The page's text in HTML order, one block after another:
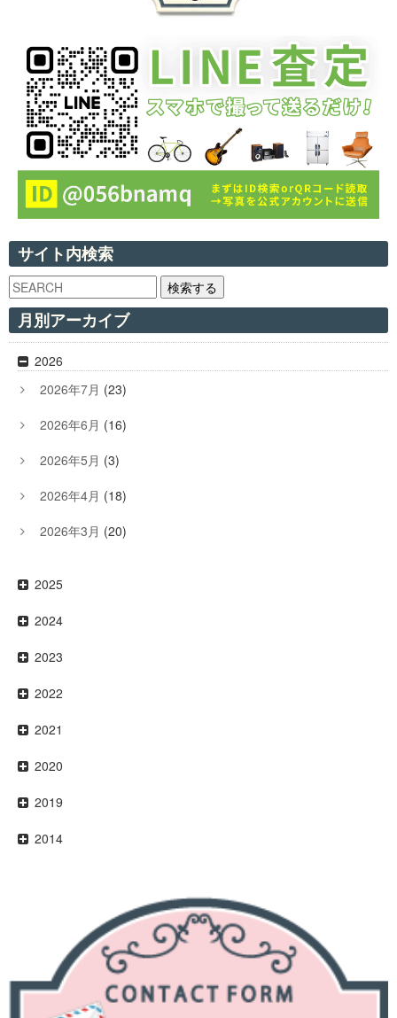
サイト内検索
検索する
月別アーカイブ
2026
2026年7月 (23)
2026年6月 (16)
2026年5月 (3)
2026年4月 (18)
2026年3月 (20)
2025
2024
2023
2022
2021
2020
2019
2014